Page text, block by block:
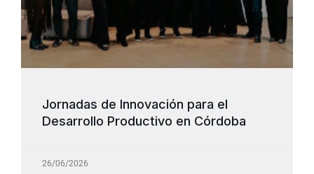
Jornadas de Innovación para el
Desarrollo Productivo en Córdoba
26/06/2026